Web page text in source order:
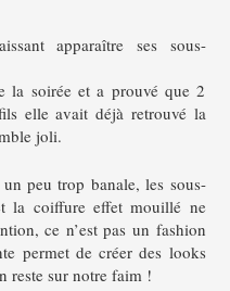
apparaître ses sous-
la soirée et a prouvé que 2
elle avait déjà retrouvé la
joli.
peu trop banale, les sous-
la coiffure effet mouillé ne
ce n’est pas un fashion
permet de créer des looks
reste sur notre faim !